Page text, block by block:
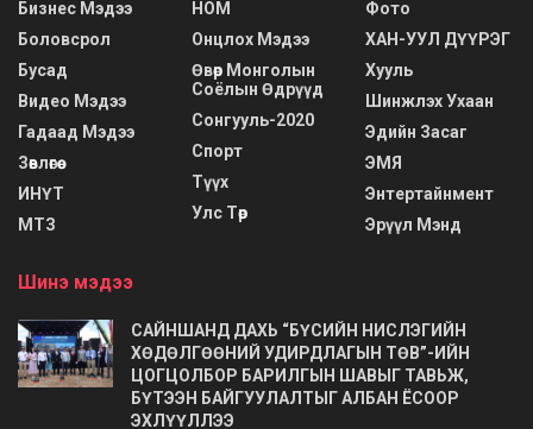
Бизнес Мэдээ
Боловсрол
Бусад
Видео Мэдээ
Гадаад Мэдээ
Зөвлөгөө
ИНҮТ
МТЗ
НОМ
Онцлох Мэдээ
Өвөр Монголын
Соёлын Өдрүүд
Сонгууль-2020
Спорт
Түүх
Улс Төр
Фото
ХАН-УУЛ ДҮҮРЭГ
Хууль
Шинжлэх Ухаан
Эдийн Засаг
ЭМЯ
Энтертайнмент
Эрүүл Мэнд
Шинэ мэдээ
САЙНШАНД ДАХЬ “БҮСИЙН НИСЛЭГИЙН
ХӨДӨЛГӨӨНИЙ УДИРДЛАГЫН ТӨВ”-ИЙН
ЦОГЦОЛБОР БАРИЛГЫН ШАВЫГ ТАВЬЖ,
БҮТЭЭН БАЙГУУЛАЛТЫГ АЛБАН ЁСООР
ЭХЛҮҮЛЛЭЭ